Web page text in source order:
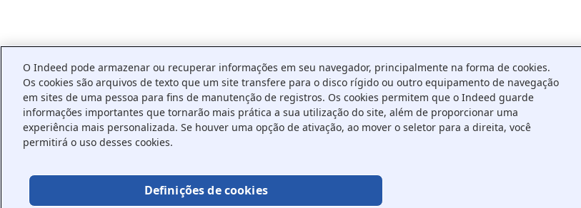
O Indeed pode armazenar ou recuperar informações em seu navegador, principalmente na forma de cookies.
Os cookies são arquivos de texto que um site transfere para o disco rígido ou outro equipamento de navegação
em sites de uma pessoa para fins de manutenção de registros. Os cookies permitem que o Indeed guarde
informações importantes que tornarão mais prática a sua utilização do site, além de proporcionar uma
experiência mais personalizada. Se houver uma opção de ativação, ao mover o seletor para a direita, você
permitirá o uso desses cookies.
Definições de cookies